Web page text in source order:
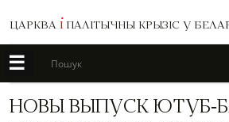
ЦАРКВА І ПАЛІТЫЧНЫ КРЫЗІС У
☰ Пошук
Новы
НОВЫ ВЫПУСК ЮТУБ-